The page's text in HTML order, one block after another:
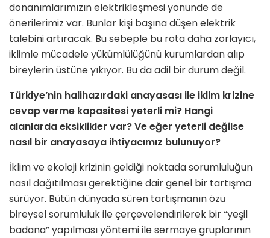
donanımlarımızın elektrikleşmesi yönünde de
önerilerimiz var. Bunlar kişi başına düşen elektrik
talebini artıracak. Bu sebeple bu rota daha zorlayıcı,
iklimle mücadele yükümlülüğünü kurumlardan alıp
bireylerin üstüne yıkıyor. Bu da adil bir durum değil.
Türkiye’nin halihazırdaki anayasası ile iklim krizine
cevap verme kapasitesi yeterli mi? Hangi
alanlarda eksiklikler var? Ve eğer yeterli değilse
nasıl bir anayasaya ihtiyacımız bulunuyor?
İklim ve ekoloji krizinin geldiği noktada sorumluluğun
nasıl dağıtılması gerektiğine dair genel bir tartışma
sürüyor. Bütün dünyada süren tartışmanın özü
bireysel sorumluluk ile çerçevelendirilerek bir “yeşil
badana” yapılması yöntemi ile sermaye gruplarının